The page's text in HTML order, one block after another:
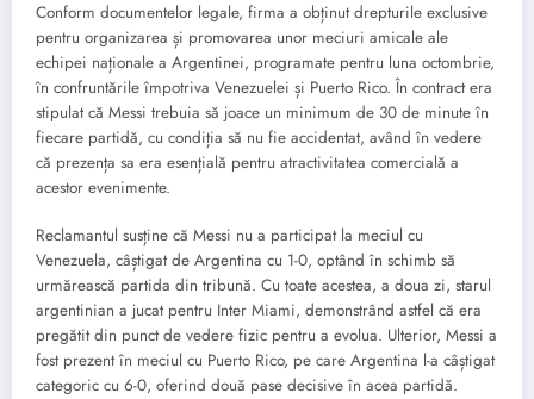
Conform documentelor legale, firma a obținut drepturile exclusive
pentru organizarea și promovarea unor meciuri amicale ale
echipei naționale a Argentinei, programate pentru luna octombrie,
în confruntările împotriva Venezuelei și Puerto Rico. În contract era
stipulat că Messi trebuia să joace un minimum de 30 de minute în
fiecare partidă, cu condiția să nu fie accidentat, având în vedere
că prezența sa era esențială pentru atractivitatea comercială a
acestor evenimente.
Reclamantul susține că Messi nu a participat la meciul cu
Venezuela, câștigat de Argentina cu 1-0, optând în schimb să
urmărească partida din tribună. Cu toate acestea, a doua zi, starul
argentinian a jucat pentru Inter Miami, demonstrând astfel că era
pregătit din punct de vedere fizic pentru a evolua. Ulterior, Messi a
fost prezent în meciul cu Puerto Rico, pe care Argentina l-a câștigat
categoric cu 6-0, oferind două pase decisive în acea partidă.